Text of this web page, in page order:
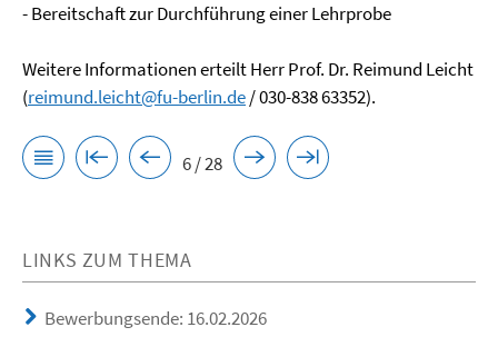
- Bereitschaft zur Durchführung einer Lehrprobe
Weitere Informationen erteilt Herr Prof. Dr. Reimund Leicht
(reimund.leicht@fu-berlin.de/ 030-838 63352).
6 / 28
LINKS ZUM THEMA
Bewerbungsende: 16.02.2026